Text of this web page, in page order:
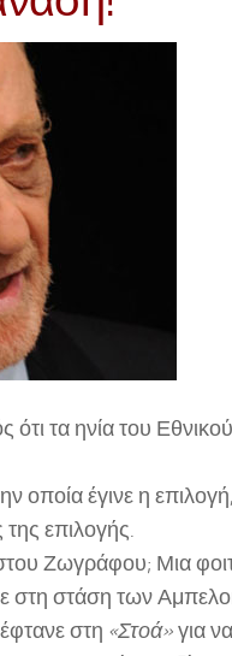
ότι τα ηνία του
οποία έγινε η
επιλογής.
Ζωγράφου; Μια
στη στάση των
στη «Στοά»για